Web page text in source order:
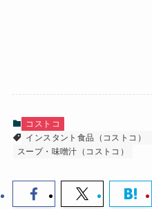
コストコ
インスタント食品（コストコ）
スープ・味噌汁（コストコ）